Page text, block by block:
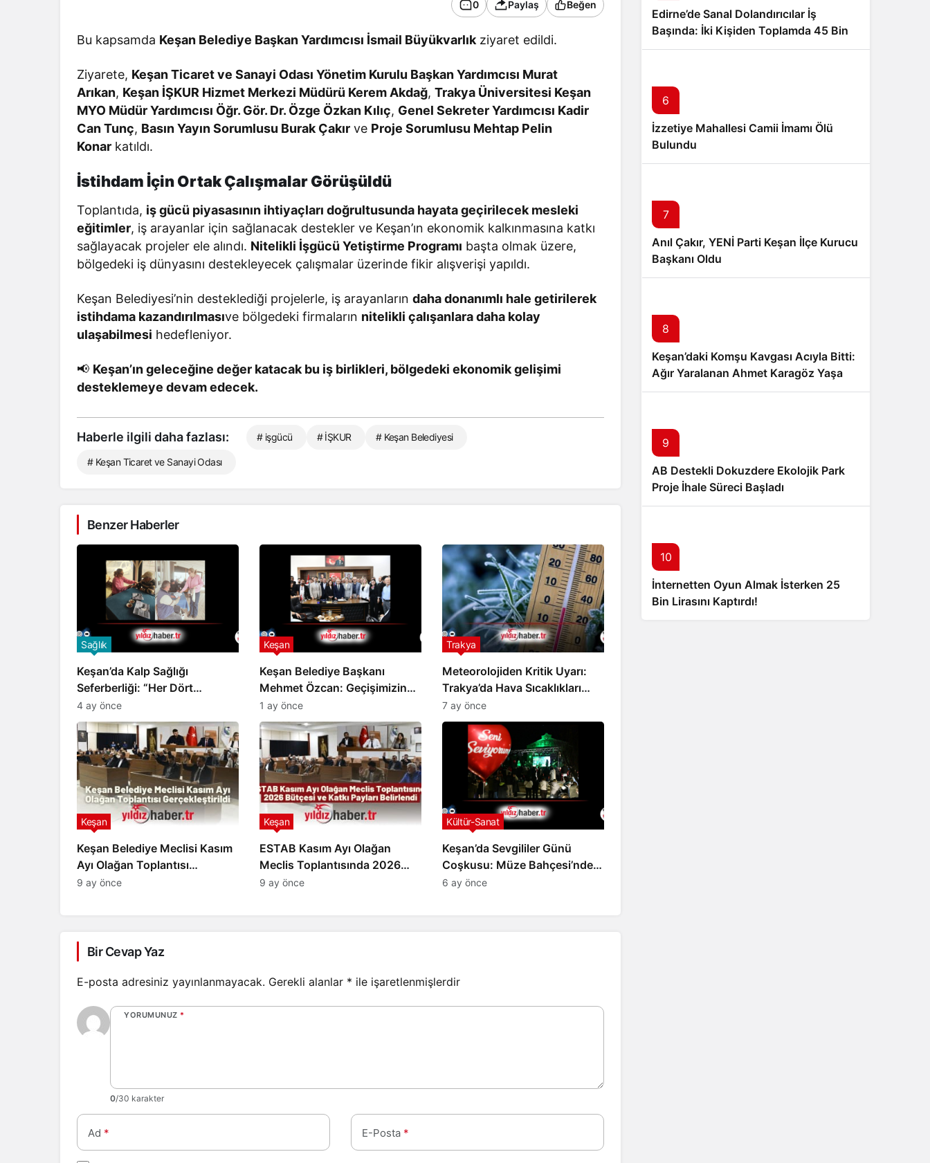
0 Paylaş Beğen
Bu kapsamda Keşan Belediye Başkan Yardımcısı İsmail Büyükvarlık ziyaret edildi.
Ziyarete, Keşan Ticaret ve Sanayi Odası Yönetim Kurulu Başkan Yardımcısı Murat
Arıkan, Keşan İŞKUR Hizmet Merkezi Müdürü Kerem Akdağ,Trakya Üniversitesi Keşan
MYO Müdür Yardımcısı Öğr. Gör. Dr. Özge Özkan Kılıç, Genel Sekreter Yardımcısı Kadir
Can Tunç, Basın Yayın Sorumlusu Burak Çakır ve Proje Sorumlusu Mehtap Pelin
Konar katıldı.
İstihdam İçin Ortak Çalışmalar Görüşüldü
Toplantıda, iş gücü piyasasının ihtiyaçları doğrultusunda hayata geçirilecek mesleki
eğitimler, iş arayanlar için sağlanacak destekler ve Keşan’ın ekonomik kalkınmasına katkı
sağlayacak projeler ele alındı. Nitelikli İşgücü Yetiştirme Programı başta olmak üzere,
bölgedeki iş dünyasını destekleyecek çalışmalar üzerinde fikir alışverişi yapıldı.
Keşan Belediyesi’nin desteklediği projelerle, iş arayanlarındaha donanımlı hale getirilerek
istihdama kazandırılmasıve bölgedeki firmaların nitelikli çalışanlara daha kolay
ulaşabilmesi hedefleniyor.
📢 Keşan’ın geleceğine değer katacak bu iş birlikleri, bölgedeki ekonomik gelişimi
desteklemeye devam edecek.
Haberle ilgili daha fazlası: # işgücü # İŞKUR # Keşan Belediyesi
# Keşan Ticaret ve Sanayi Odası
Benzer Haberler
Keşan’da Kalp Sağlığı
Seferberliği: “Her Dört
Ölümden Biri Kalp Kaynaklı”
Sağlık
4 ay önce
Keşan Belediye Başkanı
Mehmet Özcan: Geçişimizin
Bedeli Keşan Olsun
Keşan
1 ay önce
Meteorolojiden Kritik Uyarı:
Trakya’da Hava Sıcaklıkları
Düşüyor, Don ve Buzlanma
Bekleniyor!
Trakya
7 ay önce
Keşan Belediye Meclisi Kasım
Ayı Olağan Toplantısı
Gerçekleştirildi
Keşan
9 ay önce
ESTAB Kasım Ayı Olağan
Meclis Toplantısında 2026
Bütçesi ve Katkı Payları
Keşan
9 ay önce
Keşan’da Sevgililer Günü
Coşkusu: Müze Bahçesi’nde
Müzik Ziyafeti
Kültür-Sanat
6 ay önce
Bir Cevap Yaz
E-posta adresiniz yayınlanmayacak. Gerekli alanlar * ile işaretlenmişlerdir
YORUMUNUZ *
0/30 karakter
Ad * E-Posta *
Edirne’de Sanal Dolandırıcılar İş
Başında: İki Kişiden Toplamda 45 Bin
TL Dolandırdılar
6
İzzetiye Mahallesi Camii İmamı Ölü
Bulundu
7
Anıl Çakır, YENİ Parti Keşan İlçe Kurucu
Başkanı Oldu
8
Keşan’daki Komşu Kavgası Acıyla Bitti:
Ağır Yaralanan Ahmet Karagöz Yaşam
Mücadelesini Kaybetti
9
AB Destekli Dokuzdere Ekolojik Park
Proje İhale Süreci Başladı
10
İnternetten Oyun Almak İsterken 25
Bin Lirasını Kaptırdı!